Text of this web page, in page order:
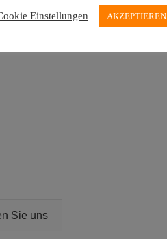
Sie uns
Einstellungen AKZEPTIEREN